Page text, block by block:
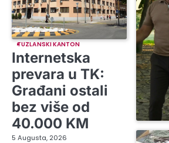
TUZLANSKI KANTON
Internetska
prevara u TK:
Građani ostali
bez više od
40.000 KM
5 Augusta, 2026